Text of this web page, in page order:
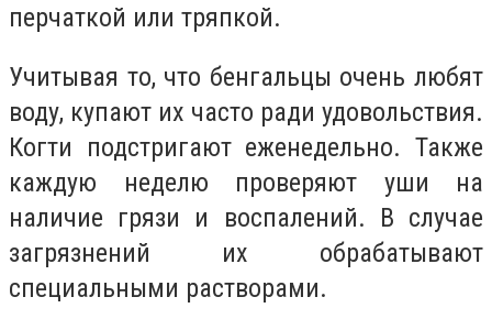
перчаткой или тряпкой.
Учитывая то, что бенгальцы очень любят
воду, купают их часто ради удовольствия.
Когти подстригают еженедельно. Также
каждую неделю проверяют уши на
наличие грязи и воспалений. В случае
загрязнений их обрабатывают
специальными растворами.